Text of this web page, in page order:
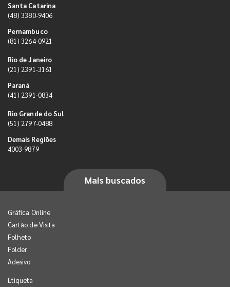
Santa Catarina
(48) 3380-9406
Pernambuco
(81) 3264-0921
Rio de Janeiro
(21) 2391-3161
Paraná
(41) 2391-0834
Rio Grande do Sul
(51) 2797-0488
Demais Regiões
4003-9879
Mais buscados
Gráfica Online
Cartão de Visita
Folheto
Folder
Adesivo
Etiqueta